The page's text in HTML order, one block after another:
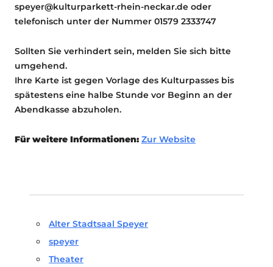
speyer@kulturparkett-rhein-neckar.de oder
telefonisch unter der Nummer 01579 2333747
Sollten Sie verhindert sein, melden Sie sich bitte
umgehend.
Ihre Karte ist gegen Vorlage des Kulturpasses bis
spätestens eine halbe Stunde vor Beginn an der
Abendkasse abzuholen.
Für weitere Informationen: Zur Website
Alter Stadtsaal Speyer
speyer
Theater